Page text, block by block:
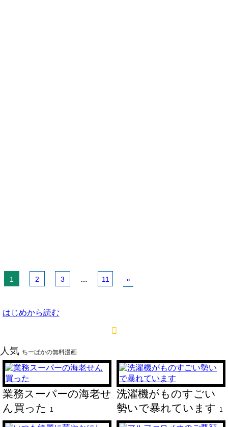
1 2 3 … 11 »
はじめから読む
人気 ちーぱかの無料漫画
業務スーパーの海老せ
ん買った
1
洗濯機がものすごい
勢いで暴れています
1